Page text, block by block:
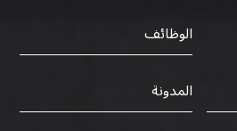
الوظائف
المدونة